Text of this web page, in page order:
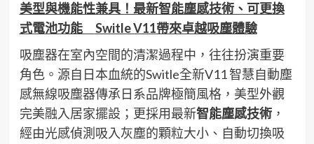
美型與機能性兼具！最新智能塵感技術、可更換
式電池功能 Switle V11帶來卓越吸塵體驗
吸塵器在室內空間的清潔過程中，往往扮演重要
角色。源自日本血統的Switle全新V11 智慧自動塵
感無線吸塵器傳承日系品牌極簡風格，美型外觀
完美融入居家擺設；更採用最新智能塵感技術，
經由光感偵測吸入灰塵的顆粒大小、自動切換吸